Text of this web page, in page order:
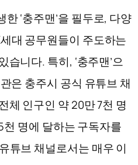
‘충주맨’을 필두로, 다양
대 공무원들이 주도하는
니다. 특히, ‘충주맨’으
은 충주시 공식 유튜브 채
체 인구인 약 20만 7천 명
명에 달하는 구독자를
튜브 채널로서는 매우 이